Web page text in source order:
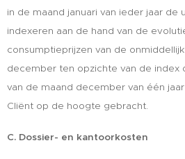
in de maand januari van ieder jaar de
indexeren aan de hand van de
consumptieprijzen van de
december ten opzichte van de index
van de maand december van één
Cliënt op de hoogte gebracht.
C. Dossier- en kantoorkosten